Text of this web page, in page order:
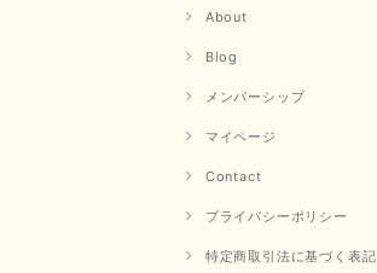
About
Blog
メンバーシップ
マイページ
Contact
プライバシーポリシー
特定商取引法に基づく表記